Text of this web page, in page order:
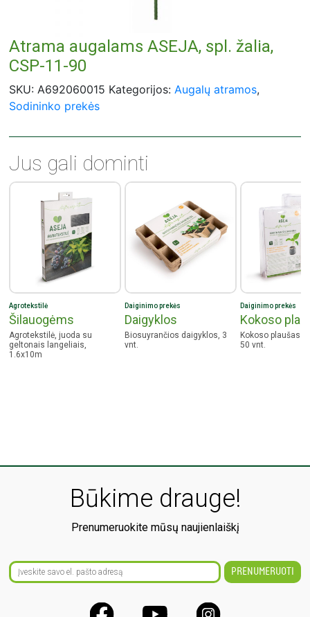
Atrama augalams ASEJA, spl. žalia,
CSP-11-90
SKU: A692060015 Kategorijos: Augalų atramos,
Sodininko prekės
Jus gali dominti
Agrotekstilė
Šilauogėms
Agrotekstilė, juoda su
geltonais langeliais,
1.6x10m
Daiginimo prekės
Daigyklos
Biosuyrančios daigyklos, 3
vnt.
Daiginimo prekės
Kokoso
Kokoso plaušas
50 vnt.
Būkime drauge!
Prenumeruokite mūsų naujienlaiškį